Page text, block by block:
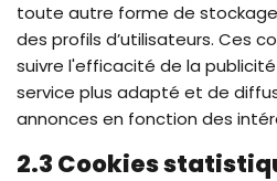
toute autre forme de
des profils d’utilisateurs. Ces
suivre l'efficacité de la
service plus adapté et de
annonces en fonction des
2.3 Cookies